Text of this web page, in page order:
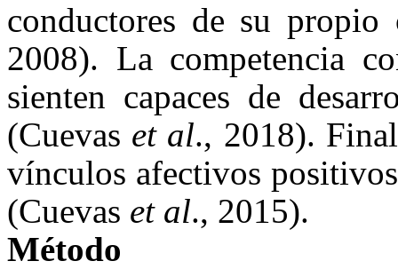
conductores de su
2008). La competencia
sienten capaces de
(Cuevas et al., 2018).
vínculos afectivos
(Cuevas et al., 2015).
Método